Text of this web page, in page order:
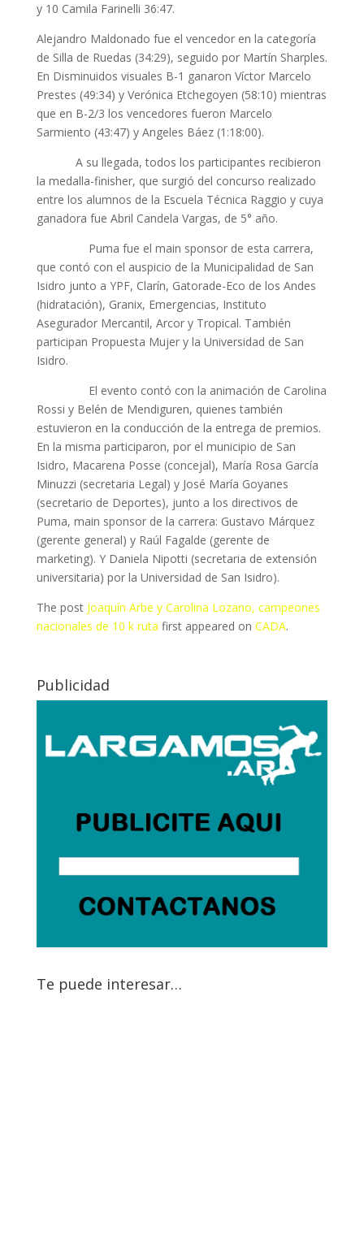
y 10 Camila Farinelli 36:47.
Alejandro Maldonado fue el vencedor en la categoría
de Silla de Ruedas (34:29), seguido por Martín Sharples.
En Disminuidos visuales B-1 ganaron Víctor Marcelo
Prestes (49:34) y Verónica Etchegoyen (58:10) mientras
que en B-2/3 los vencedores fueron Marcelo
Sarmiento (43:47) y Angeles Báez (1:18:00).
A su llegada, todos los participantes recibieron
la medalla-finisher, que surgió del concurso realizado
entre los alumnos de la Escuela Técnica Raggio y cuya
ganadora fue Abril Candela Vargas, de 5° año.
Puma fue el main sponsor de esta carrera,
que contó con el auspicio de la Municipalidad de San
Isidro junto a YPF, Clarín, Gatorade-Eco de los Andes
(hidratación), Granix, Emergencias, Instituto
Asegurador Mercantil, Arcor y Tropical. También
participan Propuesta Mujer y la Universidad de San
Isidro.
El evento contó con la animación de Carolina
Rossi y Belén de Mendiguren, quienes también
estuvieron en la conducción de la entrega de premios.
En la misma participaron, por el municipio de San
Isidro, Macarena Posse (concejal), María Rosa García
Minuzzi (secretaria Legal) y José María Goyanes
(secretario de Deportes), junto a los directivos de
Puma, main sponsor de la carrera: Gustavo Márquez
(gerente general) y Raúl Fagalde (gerente de
marketing). Y Daniela Nipotti (secretaria de extensión
universitaria) por la Universidad de San Isidro).
The post Joaquín Arbe y Carolina Lozano, campeones
nacionales de 10 k ruta first appeared on CADA.
Publicidad
Te puede interesar…